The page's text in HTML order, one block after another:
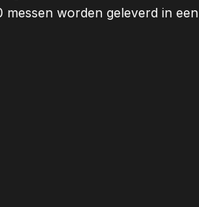
worden geleverd in een